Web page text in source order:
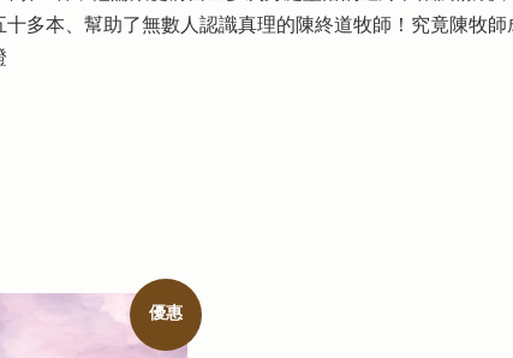
多本、幫助了無數人認識真理的陳終道牧師！究竟陳牧
優惠